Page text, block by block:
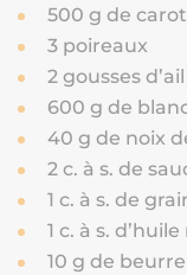
500 g de
3 poireaux
2 gousses d’ail
600 g de
40 g de noix
2 c. à s. de
1 c. à s. de
1 c. à s.
10 g de beurre